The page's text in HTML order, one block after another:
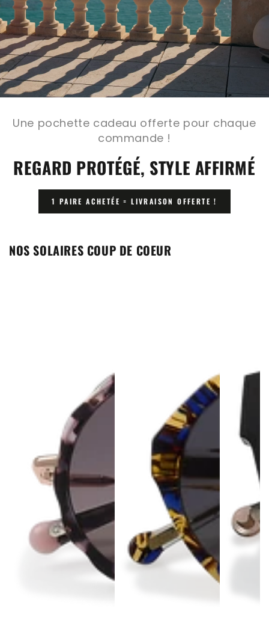
Une pochette cadeau offerte pour chaque
commande !
REGARD PROTÉGÉ, STYLE AFFIRMÉ
1 PAIRE ACHETÉE = LIVRAISON OFFERTE !
NOS SOLAIRES COUP DE COEUR